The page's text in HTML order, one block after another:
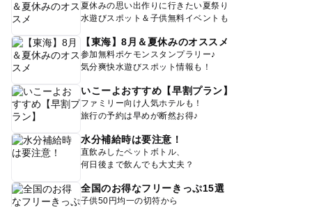
夏休みの思い出作りに行きたい夏祭り
水遊びスポット＆子供無料イベントも
【東海】8月＆夏休みのオススメ
参加無料ポケモンスタンプラリー♪
気分爽快水遊びスポット情報も！
いこーよおすすめ【早割プラン】
ファミリー向け人気ホテルも！
旅行の予約は早めが断然お得♪
水分補給時は要注意！
直飲みしたペットボトル、
何日後まで飲んでも大丈夫？
全国のお得なフリーきっぷ15選
子供50円均一の切符から